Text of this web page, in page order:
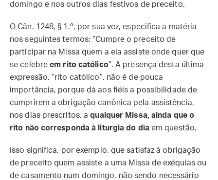
domingo e nos outros dias festivos de preceito.
O Cân. 1248, § 1.º, por sua vez, especifica a matéria
nos seguintes termos: “Cumpre o preceito de
participar na Missa quem a ela assiste onde quer que
se celebreem rito católico”. A presença desta última
expressão, “rito católico”, não é de pouca
importância, porque dá aos fiéis a possibilidade de
cumprirem a obrigação canônica pela assistência,
nos dias prescritos, aqualquer Missa, ainda que o
rito não corresponda à liturgia do dia em questão.
Isso significa, por exemplo, que satisfaz à obrigação
de preceito quem assiste a uma Missa de exéquias ou
de casamento num domingo, não sendo necessário